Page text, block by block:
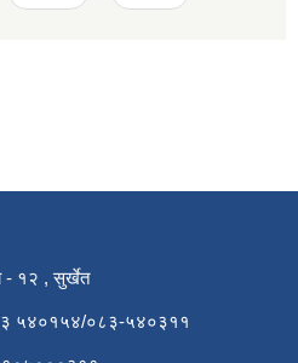
- १२ , सुर्खेत
५४०१५४/०८३-५४०३११